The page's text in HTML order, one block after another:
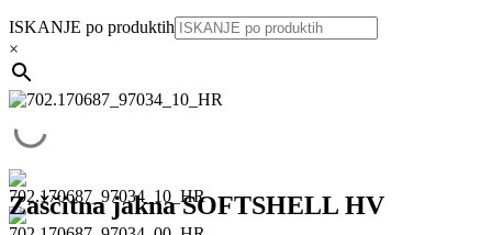
ISKANJE po produktih
×
Zaščitna jakna SOFTSHELL HV